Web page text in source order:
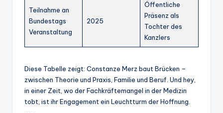
Teilnahme an
Bundestags
Veranstaltung
2025
Öffentliche
Präsenz als
Tochter des
Kanzlers
Diese Tabelle zeigt: Constanze Merz baut Brücken –
zwischen Theorie und Praxis, Familie und Beruf. Und hey,
in einer Zeit, wo der Fachkräftemangel in der Medizin
tobt, ist ihr Engagement ein Leuchtturm der Hoffnung.